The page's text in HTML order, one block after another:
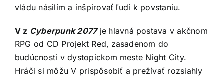
vládu násilím a inšpirovať ľudí k povstaniu.
V z Cyberpunk 2077je hlavná postava v akčnom
RPG od CD Projekt Red, zasadenom do
budúcnosti v dystopickom meste Night City.
Hráči si môžu V prispôsobiť a prežívať rozsiahly